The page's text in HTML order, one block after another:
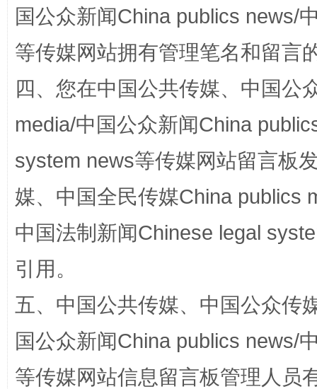
国家大学科技园优化重塑工作
扯下公款旅游的“隐身衣” 如何以
“蜀中异人”王建安的艺术幻境
国公众新闻China publics news/
等传媒网站拥有管理笔名和留言
四、您在中国公共传媒、中国公
media/中国公众新闻China
system news等传媒网站留言板
媒、中国全民传媒China publics
中国法制新闻Chinese legal
引用。
五、中国公共传媒、中国公众传
国公众新闻China publics news/
等传媒网站信息留言板管理人员